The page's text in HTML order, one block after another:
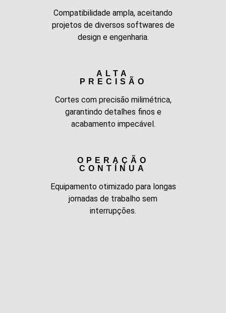
Compatibilidade ampla, aceitando
projetos de diversos softwares de
design e engenharia.
ALTA
PRECISÃO
Cortes com precisão milimétrica,
garantindo detalhes finos e
acabamento impecável.
OPERAÇÃO
CONTÍNUA
Equipamento otimizado para longas
jornadas de trabalho sem
interrupções.